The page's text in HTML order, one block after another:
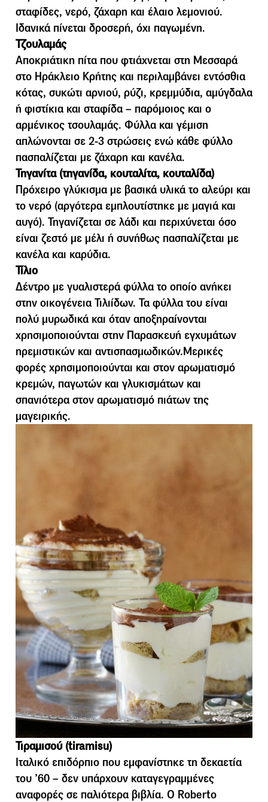
σταφίδες, νερό, ζάχαρη και έλαιο λεµονιού.
Ιδανικά πίνεται δροσερή, όχι παγωµένη.
Τζουλαµάς
Αποκριάτικη πίτα που φτιάχνεται στη Μεσσαρά
στο Ηράκλειο Κρήτης και περιλαµβάνει εντόσθια
κότας, συκώτι αρνιού, ρύζι, κρεµµύδια, αµύγδαλα
ή φιστίκια και σταφίδα – παρόµοιος και ο
αρµένικος τσουλαµάς. Φύλλα και γέµιση
απλώνονται σε 2-3 στρώσεις ενώ κάθε φύλλο
πασπαλίζεται µε ζάχαρη και κανέλα.
Τηγανίτα (τηγανίδα, κουταλίτα, κουταλίδα)
Πρόχειρο γλύκισµα µε βασικά υλικά το αλεύρι και
το νερό (αργότερα εµπλουτίστηκε µε µαγιά και
αυγό). Τηγανίζεται σε λάδι και περιχύνεται όσο
είναι ζεστό µε µέλι ή συνήθως πασπαλίζεται µε
κανέλα και καρύδια.
Τίλιο
Δέντρο με γυαλιστερά φύλλα το οποίο ανήκει
στην οικογένεια Τιλιίδων. Τα φύλλα του είναι
πολύ μυρωδικά και όταν αποξηραίνονται
χρησιμοποιούνται στην Παρασκευή εγχυμάτων
ηρεμιστικών και αντισπασμωδικών.Μερικές
φορές χρησιμοποιούνται και στον αρωματισμό
κρεμών, παγωτών και γλυκισμάτων και
σπανιότερα στον αρωματισμό πιάτων της
μαγειρικής.
Τιραµισού (tiramisu)
Ιταλικό επιδόρπιο που εµφανίστηκε τη δεκαετία
του ’60 – δεν υπάρχουν καταγεγραµµένες
αναφορές σε παλιότερα βιβλία. Ο Roberto